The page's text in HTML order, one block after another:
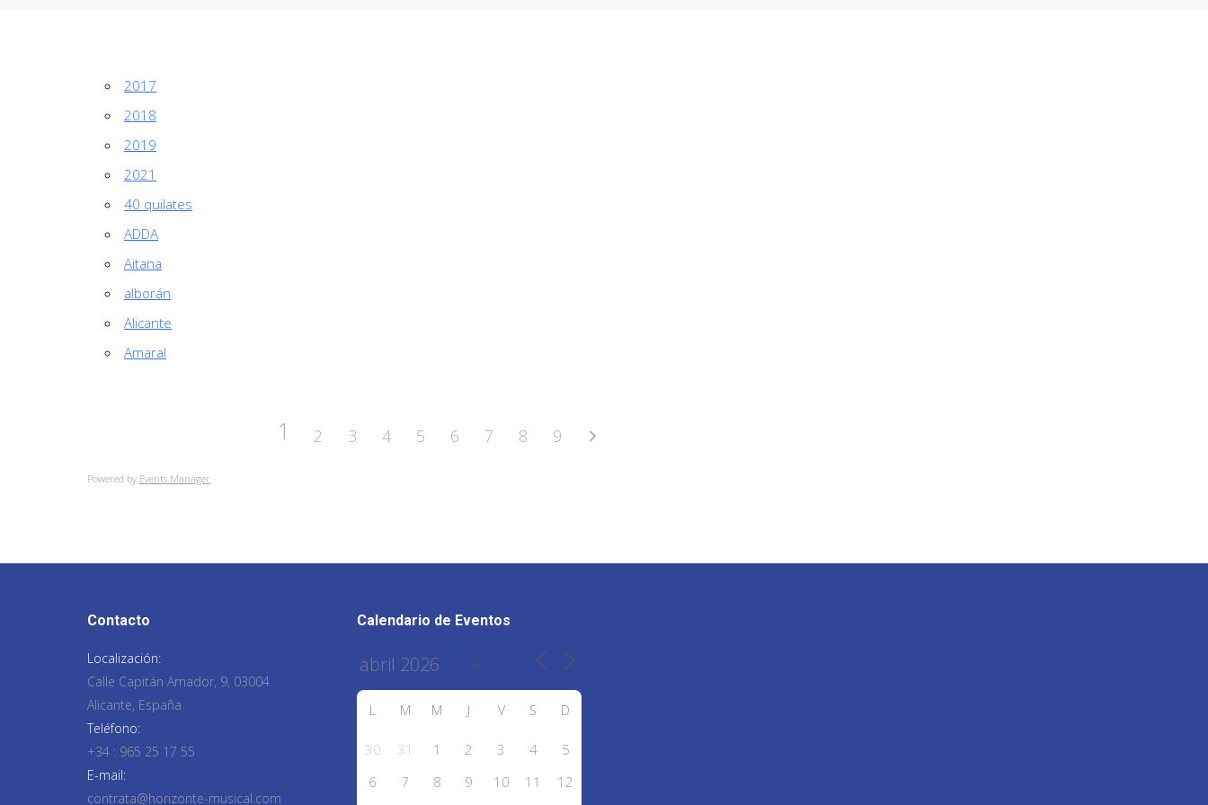
2017
2018
2019
2021
40 quilates
ADDA
Aitana
alborán
Alicante
Amaral
1 2 3 4 5 6 7 8 9
Powered by Events Manager
Contacto
Localización:
Calle Capitán Amador, 9, 03004
Alicante, España
Teléfono:
+34 : 965 25 17 55
E-mail:
contrata@horizonte-musical.com
Calendario de Eventos
L M M J V S D
30 31 1 2 3 4
5
6
7 8 9 10 11
12